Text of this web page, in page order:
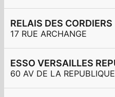
RELAIS DES CORDIERS
17 RUE ARCHANGE
60 AV DE LA REPUBLIQUE